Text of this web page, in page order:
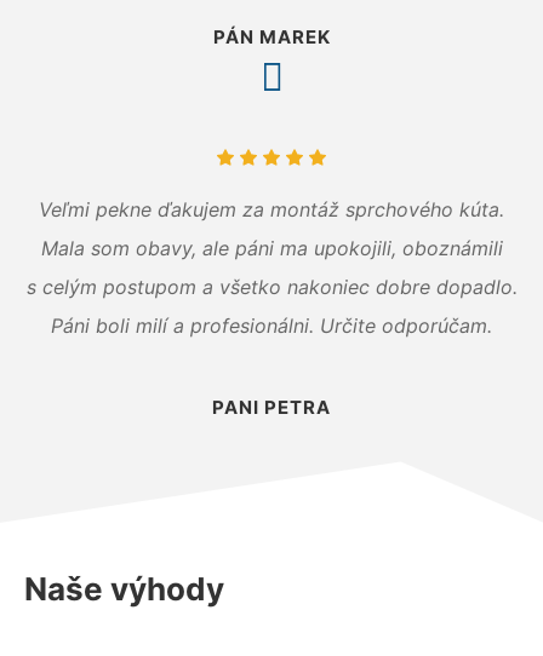
PÁN MAREK
Veľmi pekne ďakujem za montáž sprchového kúta.
Mala som obavy, ale páni ma upokojili, oboznámili
s celým postupom a všetko nakoniec dobre dopadlo.
Páni boli milí a profesionálni. Určite odporúčam.
PANI PETRA
Naše výhody